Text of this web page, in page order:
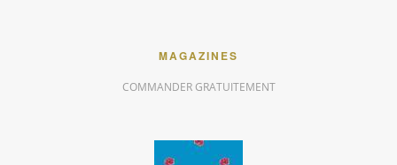
MAGAZINES
COMMANDER GRATUITEMENT